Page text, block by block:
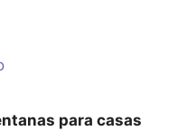
para casas